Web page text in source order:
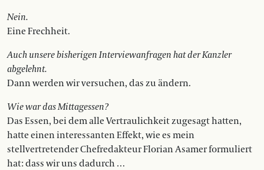
Nein.
Eine Frechheit.
Auch unsere bisherigen Interview­anfragen hat der Kanzler
abgelehnt.
Dann werden wir versuchen, das zu ändern.
Wie war das Mittagessen?
Das Essen, bei dem alle Vertraulichkeit zugesagt hatten,
hatte einen interessanten Effekt, wie es mein
stellvertretender Chefredakteur Florian Asamer formuliert
hat: dass wir uns dadurch …